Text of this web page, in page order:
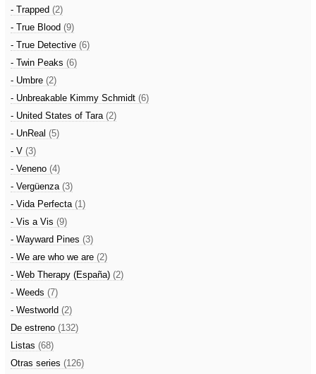
- Trapped (2)
- True Blood (9)
- True Detective (6)
- Twin Peaks (6)
- Umbre (2)
- Unbreakable Kimmy Schmidt (6)
- United States of Tara (2)
- UnReal (5)
- V (3)
- Veneno (4)
- Vergüenza (3)
- Vida Perfecta (1)
- Vis a Vis (9)
- Wayward Pines (3)
- We are who we are (2)
- Web Therapy (España) (2)
- Weeds (7)
- Westworld (2)
De estreno (132)
Listas (68)
Otras series (126)